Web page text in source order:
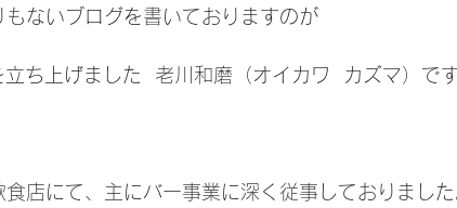
ないブログを書いておりますのが
ち上げました  老川和磨（オイカワ  カズマ）で
店にて、主にバー事業に深く従事しておりまし